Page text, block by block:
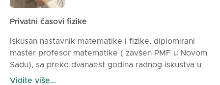
Privatni časovi fizike
Iskusan nastavnik matematike i fizike, diplomirani
master profesor matematike ( zavšen PMF u Novom
Sadu), sa preko dvanaest godina radnog iskustva u
osnovnim i srednjim školama, kao i davanju privatnih
Vidite više...